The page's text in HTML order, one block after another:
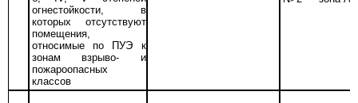
огнестойкости, в
которых отсутствуют
помещения,
относимые по ПУЭ к
зонам взрыво- и
пожароопасных
классов